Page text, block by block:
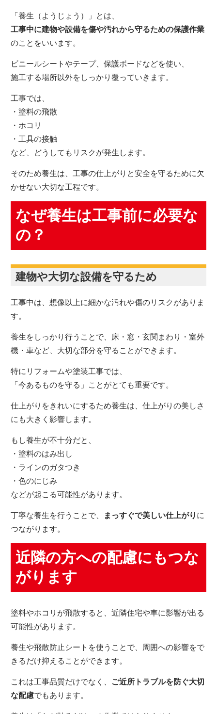
「養生（ようじょう）」とは、
工事中に建物や設備を傷や汚れから守るための保護作業
のことをいいます。
ビニールシートやテープ、保護ボードなどを使い、
施工する場所以外をしっかり覆っていきます。
工事では、
・塗料の飛散
・ホコリ
・工具の接触
など、どうしてもリスクが発生します。
そのため養生は、工事の仕上がりと安全を守るために欠
かせない大切な工程です。
なぜ養生は工事前に必要な
の？
建物や大切な設備を守るため
工事中は、想像以上に細かな汚れや傷のリスクがありま
す。
養生をしっかり行うことで、床・窓・玄関まわり・室外
機・車など、大切な部分を守ることができます。
特にリフォームや塗装工事では、
「今あるものを守る」ことがとても重要です。
仕上がりをきれいにするため養生は、仕上がりの美しさ
にも大きく影響します。
もし養生が不十分だと、
・塗料のはみ出し
・ラインのガタつき
・色のにじみ
などが起こる可能性があります。
丁寧な養生を行うことで、 まっすぐで美しい仕上がり に
つながります。
近隣の方への配慮にもつな
がります
塗料やホコリが飛散すると、近隣住宅や車に影響が出る
可能性があります。
養生や飛散防止シートを使うことで、周囲への影響をで
きるだけ抑えることができます。
これは工事品質だけでなく、 ご近所トラブルを防ぐ大切
な配慮でもあります。